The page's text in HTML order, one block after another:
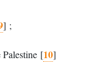
] ;
[10]